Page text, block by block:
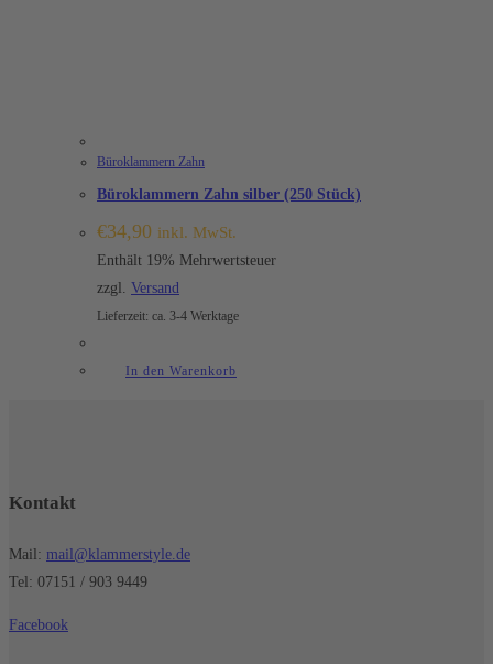
Büroklammern Zahn
Büroklammern Zahn silber (250 Stück)
€34,90 inkl. MwSt.
Enthält 19% Mehrwertsteuer
zzgl. Versand
Lieferzeit: ca. 3-4 Werktage
In den Warenkorb
Kontakt
Mail: mail@klammerstyle.de
Tel: 07151 / 903 9449
Facebook